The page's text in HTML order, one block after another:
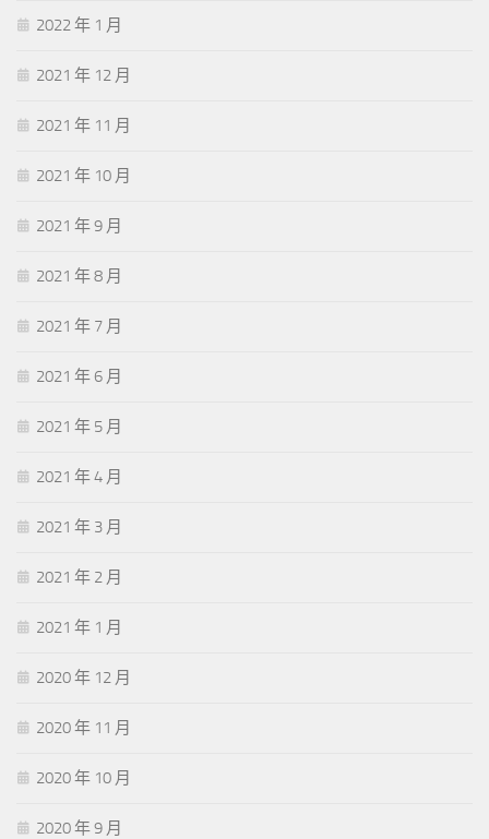
2022 年 1 月
2021 年 12 月
2021 年 11 月
2021 年 10 月
2021 年 9 月
2021 年 8 月
2021 年 7 月
2021 年 6 月
2021 年 5 月
2021 年 4 月
2021 年 3 月
2021 年 2 月
2021 年 1 月
2020 年 12 月
2020 年 11 月
2020 年 10 月
2020 年 9 月